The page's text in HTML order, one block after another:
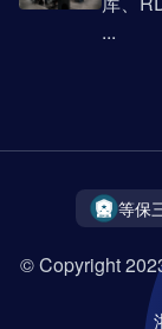
...
等保
© Copyright